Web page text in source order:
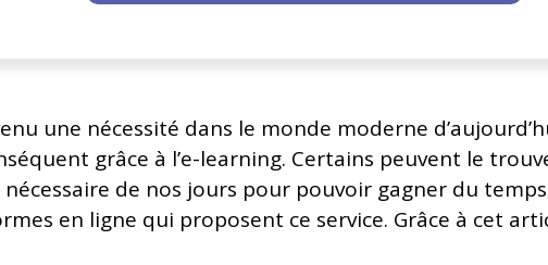
une nécessité dans le monde moderne
grâce à l’e-learning. Certains peuvent le
nécessaire de nos jours pour pouvoir gagner du
en ligne qui proposent ce service. Grâce à cet